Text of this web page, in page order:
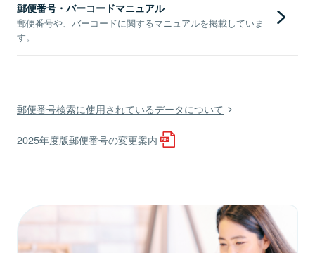
郵便番号・バーコードマニュアル
郵便番号や、バーコードに関するマニュアルを掲載していま
す。
郵便番号検索に使用されているデータについて
2025年度版郵便番号の変更案内